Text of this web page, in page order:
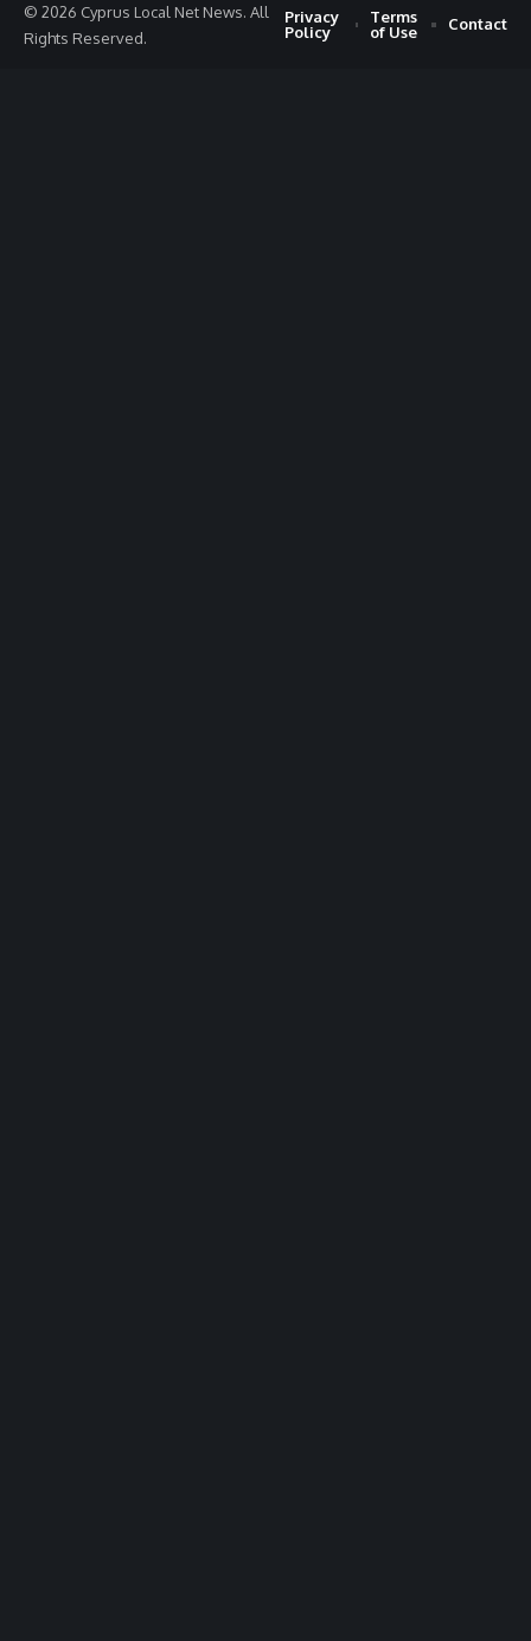
© 2026 Cyprus Local Net News. All
Rights Reserved.
Privacy
Policy
Terms
of Use
Contact